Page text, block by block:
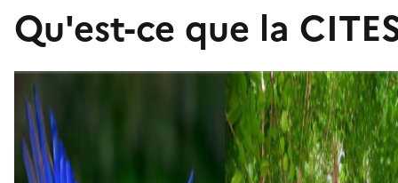
Qu'est-ce que la